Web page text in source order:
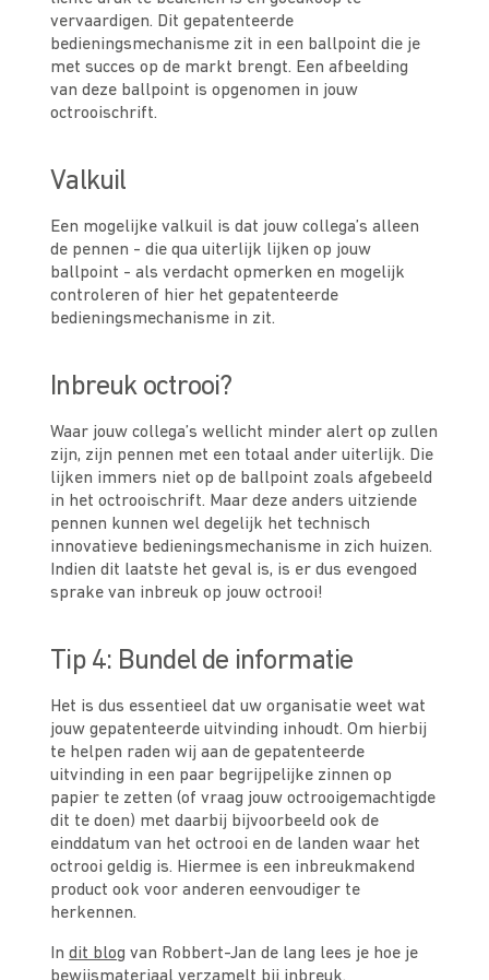
vervaardigen. Dit gepatenteerde
bedieningsmechanisme zit in een ballpoint die je
met succes op de markt brengt. Een afbeelding
van deze ballpoint is opgenomen in jouw
octrooischrift.
Valkuil
Een mogelijke valkuil is dat jouw collega’s alleen
de pennen - die qua uiterlijk lijken op jouw
ballpoint - als verdacht opmerken en mogelijk
controleren of hier het gepatenteerde
bedieningsmechanisme in zit.
Inbreuk octrooi?
Waar jouw collega’s wellicht minder alert op zullen
zijn, zijn pennen met een totaal ander uiterlijk. Die
lijken immers niet op de ballpoint zoals afgebeeld
in het octrooischrift. Maar deze anders uitziende
pennen kunnen wel degelijk het technisch
innovatieve bedieningsmechanisme in zich huizen.
Indien dit laatste het geval is, is er dus evengoed
sprake van inbreuk op jouw octrooi!
Tip 4: Bundel de informatie
Het is dus essentieel dat uw organisatie weet wat
jouw gepatenteerde uitvinding inhoudt. Om hierbij
te helpen raden wij aan de gepatenteerde
uitvinding in een paar begrijpelijke zinnen op
papier te zetten (of vraag jouw octrooigemachtigde
dit te doen) met daarbij bijvoorbeeld ook de
einddatum van het octrooi en de landen waar het
octrooi geldig is. Hiermee is een inbreukmakend
product ook voor anderen eenvoudiger te
herkennen.
Indit blog van Robbert-Jan de lang lees je hoe je